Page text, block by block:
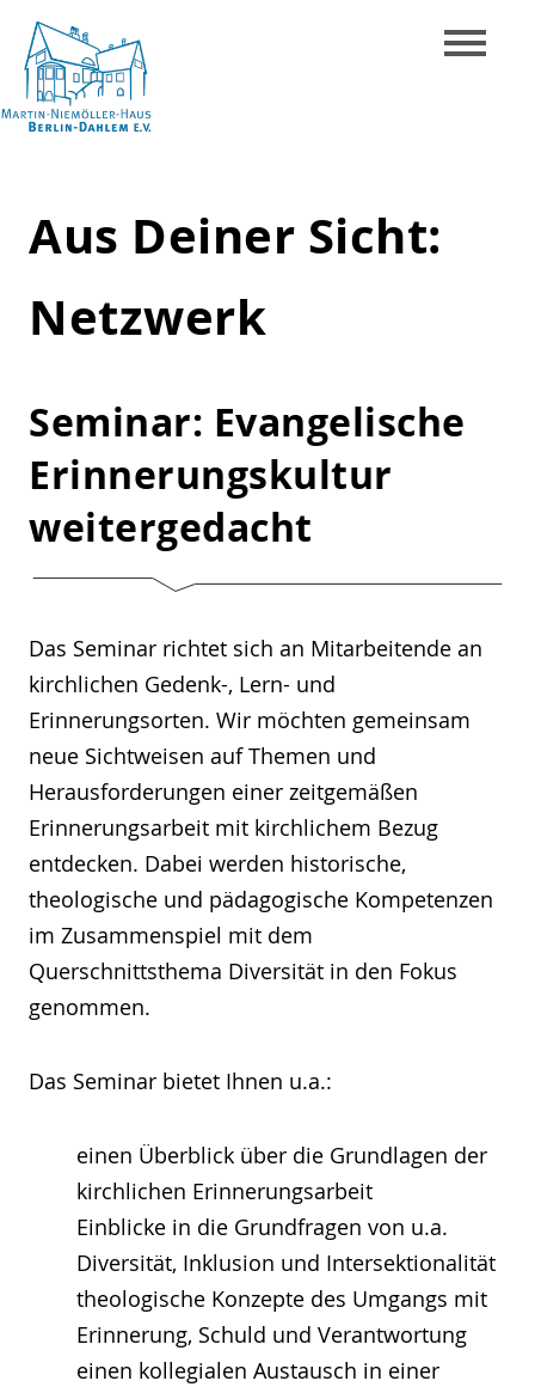
Skip
content
Niemöller-
Haus
Dahlem
Aus Deiner Sicht:
Netzwerk
Seminar: Evangelische
Erinnerungskultur
weitergedacht
Das Seminar richtet sich an Mitarbeitende an
kirchlichen Gedenk-, Lern- und
Erinnerungsorten. Wir möchten gemeinsam
neue Sichtweisen auf Themen und
Herausforderungen einer zeitgemäßen
Erinnerungsarbeit mit kirchlichem Bezug
entdecken. Dabei werden historische,
theologische und pädagogische Kompetenzen
im Zusammenspiel mit dem
Querschnittsthema Diversität in den Fokus
genommen.
Das Seminar bietet Ihnen u.a.:
einen Überblick über die Grundlagen der
kirchlichen Erinnerungsarbeit
Einblicke in die Grundfragen von u.a.
Diversität, Inklusion und Intersektionalität
theologische Konzepte des Umgangs mit
Erinnerung, Schuld und Verantwortung
einen kollegialen Austausch in einer